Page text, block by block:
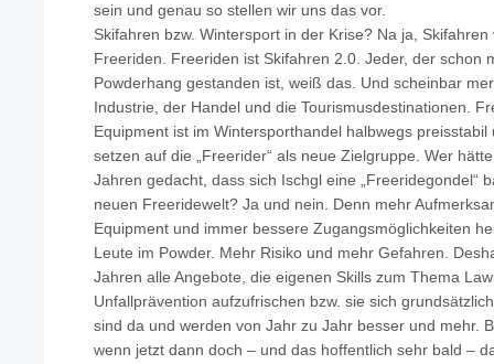
sein und genau so stellen wir uns das vor.
Skifahren bzw. Wintersport in der Krise? Na ja,
Freeriden. Freeriden ist Skifahren 2.0. Jeder, der schon
Powderhang gestanden ist, weiß das. Und scheinbar
Industrie, der Handel und die Tourismusdestinationen.
Equipment ist im Wintersporthandel halbwegs
setzen auf die „Freerider“ als neue Zielgruppe. Wer
Jahren gedacht, dass sich Ischgl eine „Freeridegondel“
neuen Freeridewelt? Ja und nein. Denn mehr
Equipment und immer bessere Zugangsmöglichkeiten
Leute im Powder. Mehr Risiko und mehr Gefahren.
Jahren alle Angebote, die eigenen Skills zum Thema
Unfallprävention aufzufrischen bzw. sie sich
sind da und werden von Jahr zu Jahr besser und mehr.
wenn jetzt dann doch – und das hoffentlich sehr bald –